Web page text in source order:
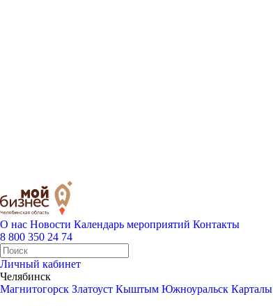
О нас Новости Календарь мероприятий Контакты
8 800 350 24 74
Личный кабинет
Челябинск
Магнитогорск Златоуст Кыштым Южноуральск Карталы